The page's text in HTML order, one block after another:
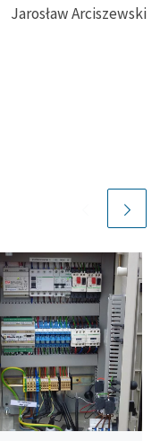
Jarosław Arciszewski